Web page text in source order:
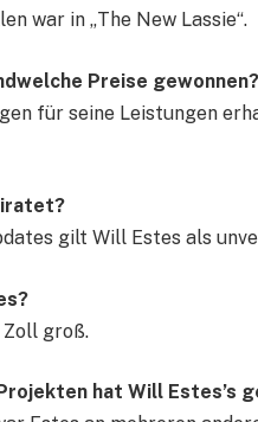
war in „The New Lassie“.
Preise gewonnen?
für seine Leistungen
gilt Will Estes als
Zoll groß.
hat Will Estes’s